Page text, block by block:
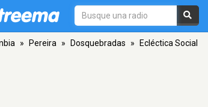
» Pereira » Dosquebradas » Ecléctica Social